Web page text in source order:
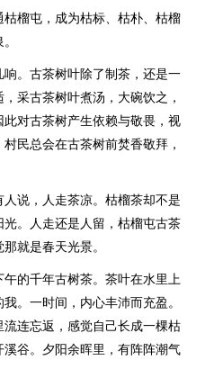
榴屯，成为枯标、枯朴、枯榴
。古茶树叶除了制茶，还是一
采古茶树叶煮汤，大碗饮之，
对古茶树产生依赖与敬畏，视
民总会在古茶树前焚香敬拜，
说，人走茶凉。枯榴茶却不是
。人走还是人留，枯榴屯古茶
就是春天光景。
的千年古树茶。茶叶在水里上
。一时间，内心丰沛而充盈。
连忘返，感觉自己长成一棵枯
谷。夕阳余晖里，有阵阵潮气